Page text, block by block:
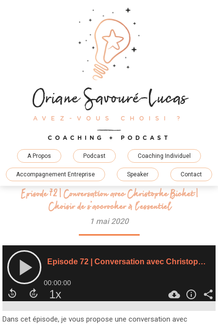
Oriane Savouré-Lucas
AVEZ-VOUS CHOISI ?
COACHING + PODCAST
A Propos Podcast Coaching Individuel
Accompagnement Entreprise Speaker Contact
Episode 72 | Conversation avec Christophe Bichet |
Choisir de s’accrocher à l’essentiel
1 mai 2020
Dans cet épisode, je vous propose une conversation avec